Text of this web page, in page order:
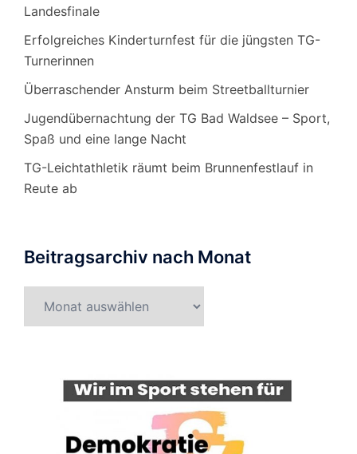
Landesfinale
Erfolgreiches Kinderturnfest für die jüngsten TG-
Turnerinnen
Überraschender Ansturm beim Streetballturnier
Jugendübernachtung der TG Bad Waldsee – Sport,
Spaß und eine lange Nacht
TG-Leichtathletik räumt beim Brunnenfestlauf in
Reute ab
Beitragsarchiv nach Monat